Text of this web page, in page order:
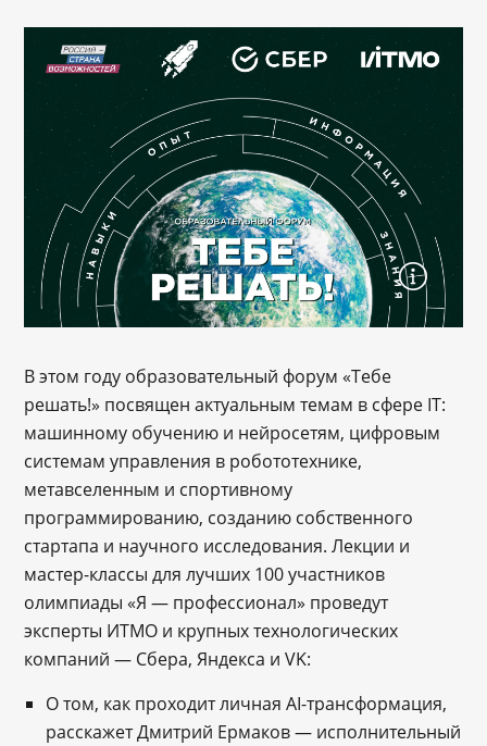
В этом году образовательный форум «Тебе
решать!» посвящен актуальным темам в сфере IT:
машинному обучению и нейросетям, цифровым
системам управления в робототехнике,
метавселенным и спортивному
программированию, созданию собственного
стартапа и научного исследования. Лекции и
мастер-классы для лучших 100 участников
олимпиады «Я ― профессионал» проведут
эксперты ИТМО и крупных технологических
компаний — Сбера, Яндекса и VK:
О том, как проходит личная AI-трансформация,
расскажет Дмитрий Ермаков — исполнительный